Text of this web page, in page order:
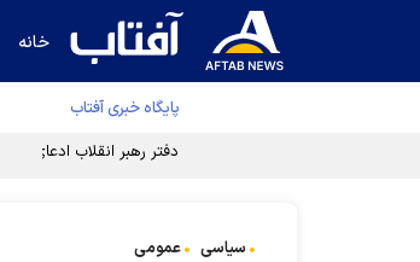
خانه
پایگاه خبری آفتاب
دفتر رهبر انقلاب ادعای
سیاسی عمومی